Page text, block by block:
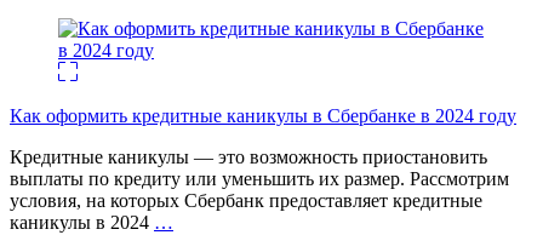
Как оформить кредитные каникулы в Сбербанке в 2024 году
Кредитные каникулы — это возможность приостановить
выплаты по кредиту или уменьшить их размер. Рассмотрим
условия, на которых Сбербанк предоставляет кредитные
каникулы в 2024 …